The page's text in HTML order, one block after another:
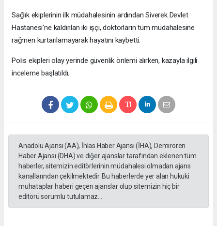
Sağlık ekiplerinin ilk müdahalesinin ardından Siverek Devlet
Hastanesi'ne kaldırılan iki işçi, doktorların tüm müdahalesine
rağmen kurtarılamayarak hayatını kaybetti.
Polis ekipleri olay yerinde güvenlik önlemi alırken, kazayla ilgili
inceleme başlatıldı.
Anadolu Ajansı (AA), İhlas Haber Ajansı (İHA), Demirören
Haber Ajansı (DHA) ve diğer ajanslar tarafından eklenen tüm
haberler, sitemizin editörlerinin müdahalesi olmadan ajans
kanallarından çekilmektedir. Bu haberlerde yer alan hukuki
muhataplar haberi geçen ajanslar olup sitemizin hiç bir
editörü sorumlu tutulamaz...